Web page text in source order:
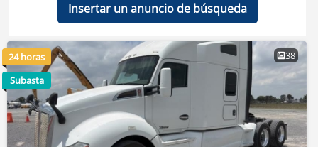
Insertar un anuncio de búsqueda
38
24 horas
Subasta